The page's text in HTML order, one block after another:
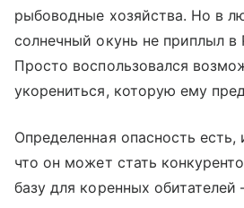
рыбоводные хозяйства. Но в
солнечный окунь не приплыл
Просто воспользовался
укорениться, которую ему
Определенная опасность
что он может стать
базу для коренных